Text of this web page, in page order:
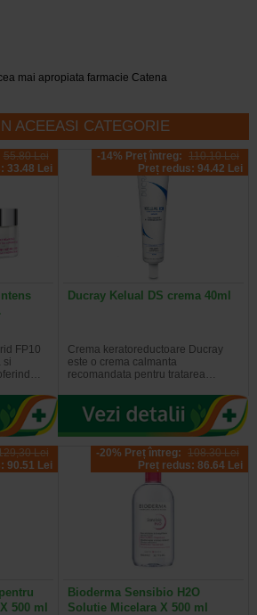
mai apropiata farmacie Catena
ACEEASI CATEGORIE
55.80 Lei
33.48 Lei
FP10
si
-14% Preț întreg: 110.10 Lei
Preț redus: 94.42 Lei
Ducray Kelual DS crema 40ml
Crema keratoreductoare Ducray
este o crema calmanta
recomandata pentru tratarea…
Lei
90.51 Lei
500 ml
-20% Preț întreg: 108.30 Lei
Preț redus: 86.64 Lei
Bioderma Sensibio H2O
Solutie Micelara X 500 ml